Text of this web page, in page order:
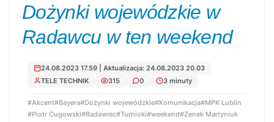
Dożynki wojewódzkie w
Radawcu w ten weekend
24.08.2023 17.59 | Aktualizacja: 24.08.2023 20.03
TELE TECHNIK
315 0 3 minuty
#Akcent#Bayera#Dożynki wojewódzkie#Komunikacja#MPK Lublin
#Piotr Cugowski#Radawiec#Turnioki#weekend#Zenek Martyniuk